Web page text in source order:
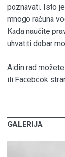
poznavati. Isto
mnogo računa
Kada naučite
uhvatiti dobar
Aidin rad
ili Facebook
GALERIJA